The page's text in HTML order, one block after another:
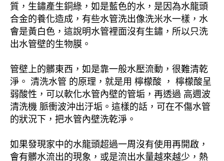
質，生鏽產生銅綠，如是藍色的水，是因為水龍頭
合金的養化造成，有些水管洗出像洗米水一樣，水
會是黃白色，這說明水管裡面沒有生鏽，所以只洗
出水管壁的生物膜。
管壁上的髒東西，如是靠一般水壓流動，很難清乾
淨。 清洗水管 的原理，就是用 檸檬酸 ， 檸檬酸呈
弱酸性，可以軟化水管內壁的管垢，再透過 高週波
清洗機 脈衝波沖出汙垢。這樣的話，可在不傷水管
的狀況下，把水管內壁洗乾淨。
如果發現家中的水龍頭超過一周沒有使用再開啟，
會有髒水流出的現象，或是流出水量越來越少，熱